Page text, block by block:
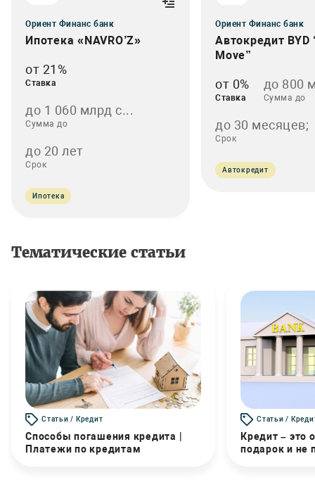
Ориент Финанс банк
Ипотека «NAVRO’Z»
от 21%
Ставка
до 1 060 млрд с...
Сумма до
до 20 лет
Срок
Ипотека
Ориент Финанс банк
Автокредит BYD
Move”
от 0%
Ставка
до 800
Сумма до
до 30 месяцев;
Срок
Автокредит
Тематические статьи
Статьи / Кредит
Способы погашения кредита |
Платежи по кредитам
Статьи /
Кредит – это
подарок и не